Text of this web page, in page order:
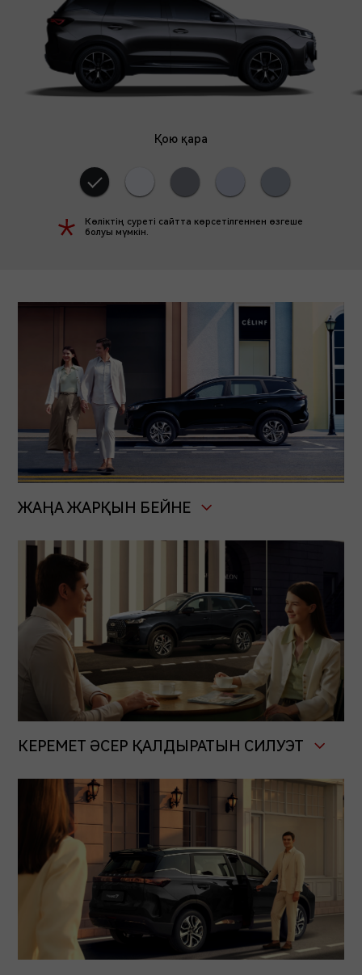
ҚОЗҒАЛТҚЫШ
ҚУАТЫ А.К.
150
ОРЫНДАР
САНЫ
5
ҚАУІПСІЗДІК
ДЕҢГЕЙІ
5★
Қою қара
Көліктің суреті сайтта көрсетілгеннен
болуы мүмкін.
ЖАҢА ЖАРҚЫН БЕЙНЕ
КЕРЕМЕТ ӘСЕР ҚАЛДЫРАТЫН СИЛУЭТ